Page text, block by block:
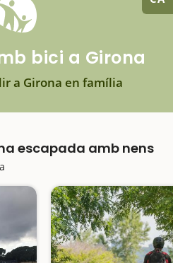
bici a Girona
a Girona en família
escapada amb nens